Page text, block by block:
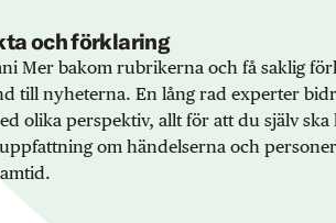
och förklaring
Mer bakom rubrikerna och få saklig
till nyheterna. En lång rad experter
olika perspektiv, allt för att du själv ska
om händelserna och